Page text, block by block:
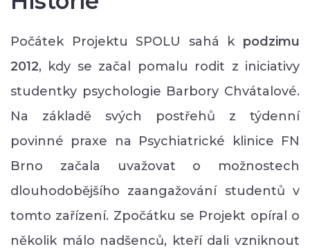
Počátek Projektu SPOLU sahá k podzimu
2012, kdy se začal pomalu rodit z iniciativy
studentky psychologie Barbory Chvátalové.
Na základě svých postřehů z týdenní
povinné praxe na Psychiatrické klinice FN
Brno začala uvažovat o možnostech
dlouhodobějšího zaangažování studentů v
tomto zařízení. Zpočátku se Projekt opíral o
několik málo nadšenců, kteří dali vzniknout